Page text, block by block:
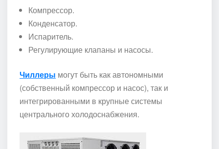
Компрессор.
Конденсатор.
Испаритель.
Регулирующие клапаны и насосы.
Чиллеры могут быть как автономными
(собственный компрессор и насос), так и
интегрированными в крупные системы
центрального холодоснабжения.